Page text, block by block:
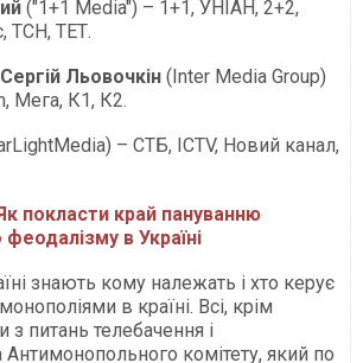
("1+1 Media") – 1+1, УНІАН, 2+2,
ТСН, ТЕТ.
Льовочкін (Inter Media Group)
Мега, К1, К2.
– СТБ, ICTV, Новий канал,
покласти край пануванню
в Україні
знають кому належать і хто керує
в країні. Всі, крім
з питань телебачення і
комітету, який по